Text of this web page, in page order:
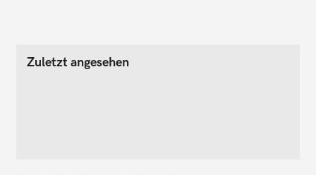
Zuletzt angesehen